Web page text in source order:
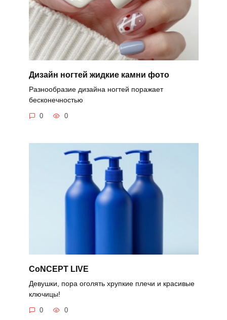
Дизайн ногтей жидкие камни фото
Разнообразие дизайна ногтей поражает
бесконечностью
0 0
CoNCEPT LIVE
Девушки, пора оголять хрупкие плечи и красивые
ключицы!
0 0